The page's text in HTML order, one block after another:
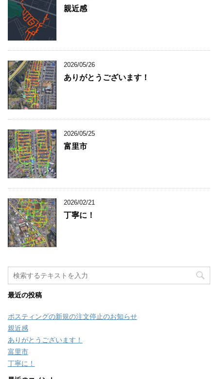
親近感
2026/05/26
ありがとうございます！
2026/05/25
富里市
2026/02/21
丁寧に！
最近の投稿
ポスティングの新規の注文停止のお知らせ
親近感
ありがとうございます！
富里市
丁寧に！